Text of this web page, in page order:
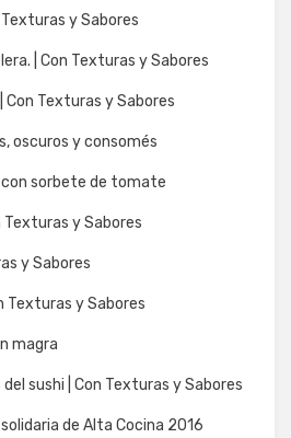
y Sabores
| Con Texturas y Sabores
Con Texturas y Sabores
oscuros y consomés
sorbete de tomate
y Sabores
y Sabores
Texturas y Sabores
magra
sushi | Con Texturas y Sabores
solidaria de Alta Cocina 2016